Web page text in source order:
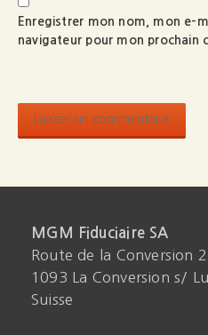
Enregistrer mon nom, mon e-
navigateur pour mon prochain
MGM Fiduciaire SA
Route de la Conversion
1093 La Conversion s/
Suisse